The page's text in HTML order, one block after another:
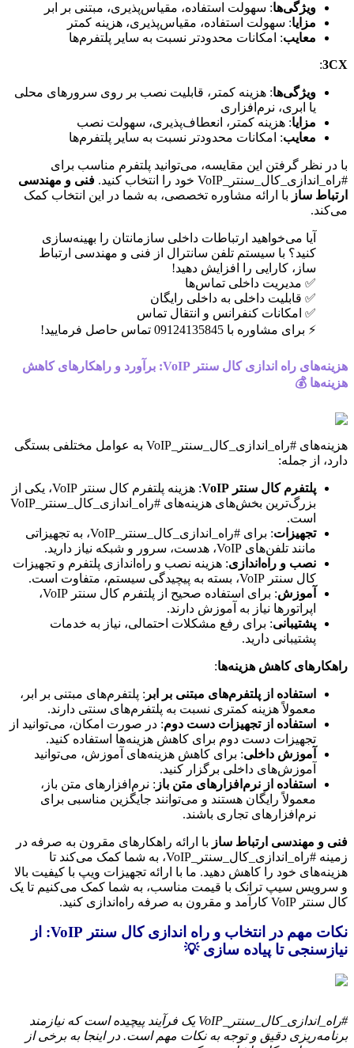
ویژگی‌ها: سهولت استفاده، مقیاس‌پذیری، مبتنی بر ابر
مزایا: سهولت استفاده، مقیاس‌پذیری، هزینه کمتر
معایب: امکانات محدودتر نسبت به سایر پلتفرم‌ها
3CX
:
ویژگی‌ها: هزینه کمتر، قابلیت نصب بر روی سرورهای محلی
یا ابری، نرم‌افزاری
مزایا: هزینه کمتر، انعطاف‌پذیری، سهولت نصب
معایب: امکانات محدودتر نسبت به سایر پلتفرم‌ها
با در نظر گرفتن این مقایسه، می‌توانید پلتفرم مناسب برای
#راه_اندازی_کال_سنتر_VoIP خود را انتخاب کنید.
فنی و مهندسی
ارتباط ساز با ارائه مشاوره تخصصی، به شما در این انتخاب کمک
می‌کند.
آیا می‌خواهید ارتباطات داخلی سازمانتان را بهینه‌سازی
کنید؟ با سیستم تلفن سانترال از فنی و مهندسی ارتباط
ساز، کارایی را افزایش دهید!
✅ مدیریت داخلی تماس‌ها
✅ قابلیت داخلی به داخلی رایگان
✅ امکانات کنفرانس و انتقال تماس
⚡ برای مشاوره با 09124135845 تماس حاصل فرمایید!
هزینه‌های راه اندازی کال سنتر VoIP: برآورد و راهکارهای کاهش
هزینه‌ها 💰
هزینه‌های #راه_اندازی_کال_سنتر_VoIP به عوامل مختلفی بستگی
دارد، از جمله:
پلتفرم کال سنتر VoIP
: هزینه پلتفرم کال سنتر VoIP، یکی از
بزرگ‌ترین بخش‌های هزینه‌های #راه_اندازی_کال_سنتر_VoIP
است.
تجهیزات
: برای #راه_اندازی_کال_سنتر_VoIP، به تجهیزاتی
مانند تلفن‌های VoIP، هدست، سرور و شبکه نیاز دارید.
نصب و راه‌اندازی: هزینه نصب و راه‌اندازی پلتفرم و تجهیزات
کال سنتر VoIP، بسته به پیچیدگی سیستم، متفاوت است.
آموزش
: برای استفاده صحیح از پلتفرم کال سنتر VoIP،
اپراتورها نیاز به آموزش دارند.
پشتیبانی: برای رفع مشکلات احتمالی، نیاز به خدمات
پشتیبانی دارید.
راهکارهای کاهش هزینه‌ها:
استفاده از پلتفرم‌های مبتنی بر ابر : پلتفرم‌های مبتنی بر ابر،
معمولاً هزینه کمتری نسبت به پلتفرم‌های سنتی دارند.
استفاده از تجهیزات دست دوم: در صورت امکان، می‌توانید از
تجهیزات دست دوم برای کاهش هزینه‌ها استفاده کنید.
آموزش داخلی: برای کاهش هزینه‌های آموزش، می‌توانید
آموزش‌های داخلی برگزار کنید.
استفاده از نرم‌افزارهای متن باز : نرم‌افزارهای متن باز،
معمولاً رایگان هستند و می‌توانند جایگزین مناسبی برای
نرم‌افزارهای تجاری باشند.
فنی و مهندسی ارتباط ساز با ارائه راهکارهای مقرون به صرفه در
زمینه #راه_اندازی_کال_سنتر_VoIP، به شما کمک می‌کند تا
هزینه‌های خود را کاهش دهید. ما با ارائه تجهیزات ویپ با کیفیت بالا
و سرویس سیپ ترانک با قیمت مناسب، به شما کمک می‌کنیم تا یک
کال سنتر VoIP کارآمد و مقرون به صرفه راه‌اندازی کنید.
نکات مهم در انتخاب و راه اندازی کال سنتر VoIP: از
نیازسنجی تا پیاده سازی 💡
#راه_اندازی_کال_سنتر_VoIP یک فرآیند پیچیده است که نیازمند
برنامه‌ریزی دقیق و توجه به نکات مهم است. در اینجا به برخی از